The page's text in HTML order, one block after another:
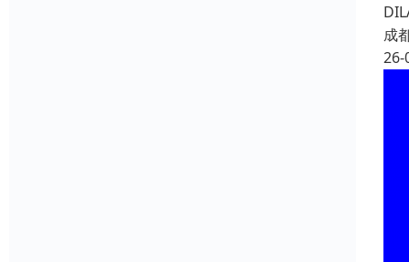
成
26-